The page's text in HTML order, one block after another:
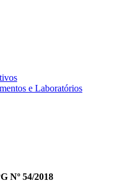
e Laboratórios
Nº 54/2018